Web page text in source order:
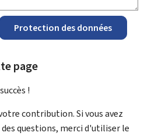
Protection des données
page
succès !
contribution. Si vous avez
des questions, merci d'utiliser le